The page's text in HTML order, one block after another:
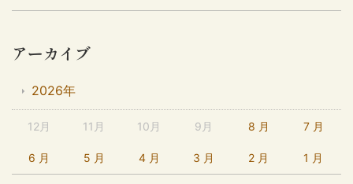
アーカイブ
2026年
12月 11月 10月 9月 8 月 7 月
6 月 5 月 4 月 3 月 2 月 1 月